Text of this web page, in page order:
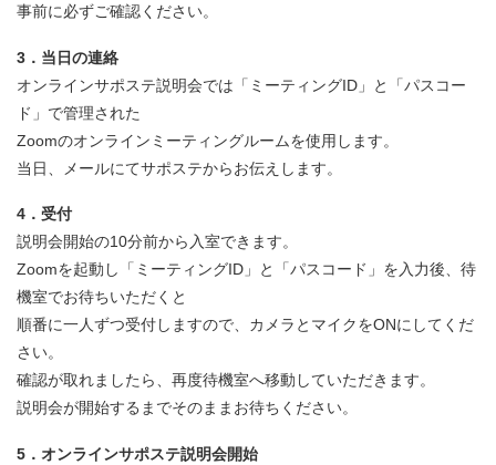
事前に必ずご確認ください。
3．当日の連絡
オンラインサポステ説明会では「ミーティングID」と「パスコー
ド」で管理された
Zoomのオンラインミーティングルームを使用します。
当日、メールにてサポステからお伝えします。
4．受付
説明会開始の10分前から入室できます。
Zoomを起動し「ミーティングID」と「パスコード」を入力後、待
機室でお待ちいただくと
順番に一人ずつ受付しますので、カメラとマイクをONにしてくだ
さい。
確認が取れましたら、再度待機室へ移動していただきます。
説明会が開始するまでそのままお待ちください。
5．オンラインサポステ説明会開始